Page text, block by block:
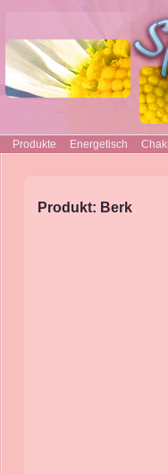
Produkte Energetisch
Produkt: Berk